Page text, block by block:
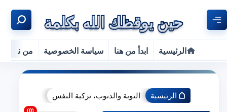
الرئيسية ابدأ من هنا سياسة الخصوصية من نحن
الرئيسية التوبة والذنوب، تزكية النفس